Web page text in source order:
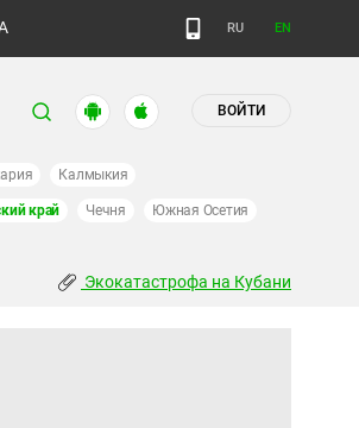
RU EN
ВОЙТИ
Калмыкия
край Чечня Южная Осетия
Экокатастрофа на Кубани